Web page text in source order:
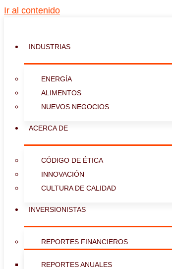
Ir al contenido
INDUSTRIAS
ENERGÍA
ALIMENTOS
NUEVOS NEGOCIOS
ACERCA DE
CÓDIGO DE ÉTICA
INNOVACIÓN
CULTURA DE CALIDAD
INVERSIONISTAS
REPORTES FINANCIEROS
REPORTES ANUALES